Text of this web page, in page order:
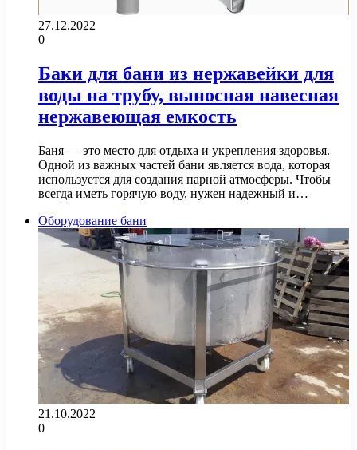
27.12.2022
0
Баки для бани из нержавейки для
воды на трубу, выносная навесная
нержавеющая емкость
Баня — это место для отдыха и укрепления здоровья.
Одной из важных частей бани является вода, которая
используется для создания парной атмосферы. Чтобы
всегда иметь горячую воду, нужен надежный и…
Оборудование бани
21.10.2022
0